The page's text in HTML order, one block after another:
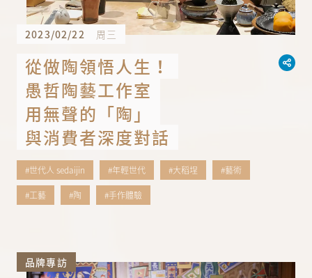
2023/02/22 周三
從做陶領悟人生！
愚哲陶藝工作室
用無聲的「陶」
與消費者深度對話
#世代人 sedaijin #年輕世代 #大稻埕
#藝術
#工藝
#陶 #手作體驗
品牌專訪